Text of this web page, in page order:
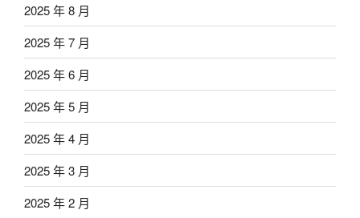
2025 年 8 月
2025 年 7 月
2025 年 6 月
2025 年 5 月
2025 年 4 月
2025 年 3 月
2025 年 2 月